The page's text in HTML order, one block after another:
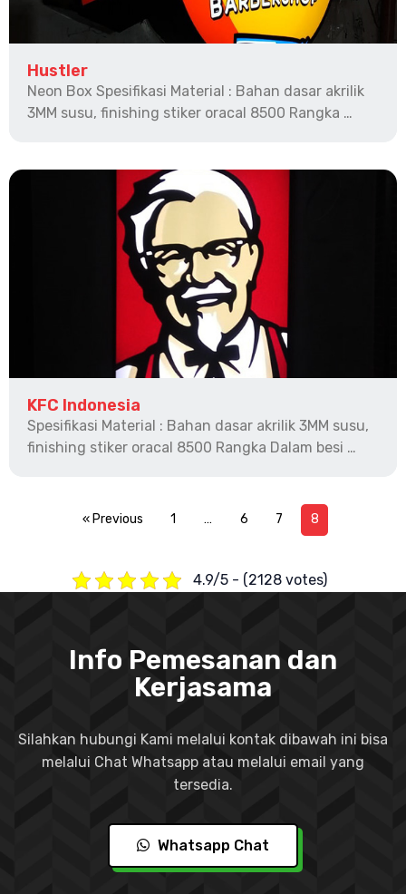
Hustler
Neon Box Spesifikasi Material : Bahan dasar akrilik
3MM susu, finishing stiker oracal 8500 Rangka …
KFC Indonesia
Spesifikasi Material : Bahan dasar akrilik 3MM susu,
finishing stiker oracal 8500 Rangka Dalam besi …
« Previous 1 … 6 7 8
4.9/5 - (2128 votes)
Info Pemesanan dan
Kerjasama
Silahkan hubungi Kami melalui kontak dibawah ini bisa
melalui Chat Whatsapp atau melalui email yang
tersedia.
Whatsapp Chat